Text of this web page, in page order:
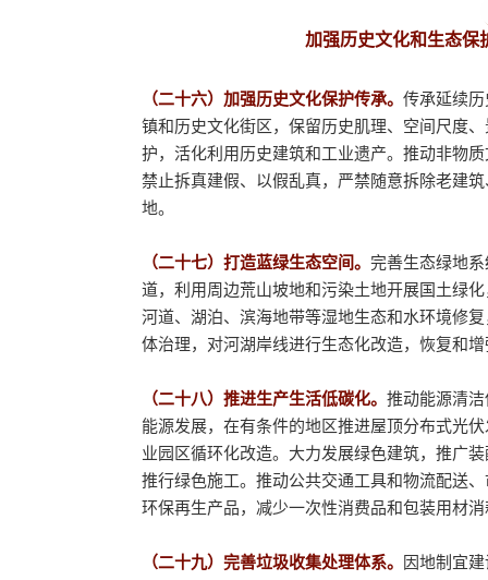
加强历史文化和生态保
（二十六）加强历史文化保护传承。 传承延续
镇和历史文化街区，保留历史肌理、空间尺度
护，活化利用历史建筑和工业遗产。推动非物
禁止拆真建假、以假乱真，严禁随意拆除老建
地。
（二十七）打造蓝绿生态空间。 完善生态绿地
道，利用周边荒山坡地和污染土地开展国土绿
河道、湖泊、滨海地带等湿地生态和水环境修
体治理，对河湖岸线进行生态化改造，恢复和
（二十八）推进生产生活低碳化。 推动能源清
能源发展，在有条件的地区推进屋顶分布式光
业园区循环化改造。大力发展绿色建筑，推广
推行绿色施工。推动公共交通工具和物流配送
环保再生产品，减少一次性消费品和包装用材消
（二十九）完善垃圾收集处理体系。
因地制宜